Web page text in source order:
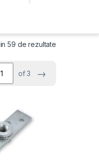
59 de rezultate
of 3 →